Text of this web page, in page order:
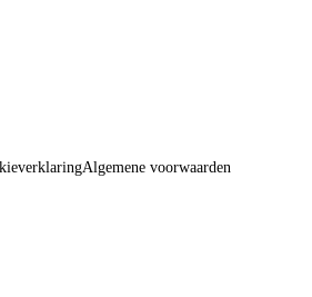
Algemene voorwaarden